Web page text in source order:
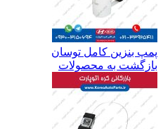
پمپ بنزین کامل توسان
بازگشت به محصولات